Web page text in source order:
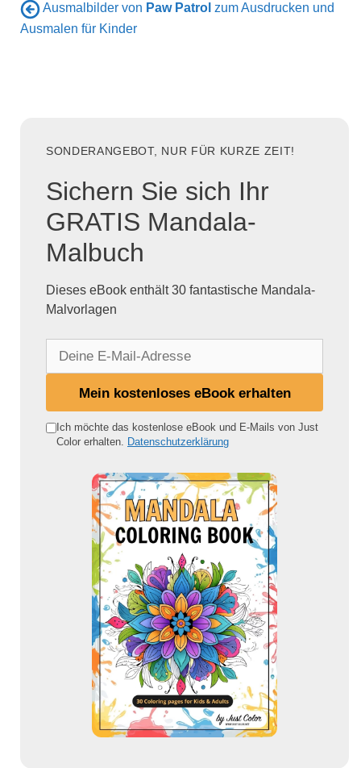
Ausmalbilder von Paw Patrol zum Ausdrucken und
Ausmalen für Kinder
SONDERANGEBOT, NUR FÜR KURZE ZEIT!
Sichern Sie sich Ihr
GRATIS Mandala-
Malbuch
Dieses eBook enthält 30 fantastische Mandala-
Malvorlagen
e
Mein kostenloses eBook erhalten
Ich möchte das kostenlose eBook und E-Mails von Just
Color erhalten. Datenschutzerklärung